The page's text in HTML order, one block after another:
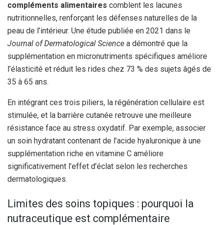
compléments alimentaires comblent les lacunes
nutritionnelles, renforçant les défenses naturelles de la
peau de l’intérieur. Une étude publiée en 2021 dans le
Journal of Dermatological Science a démontré que la
supplémentation en micronutriments spécifiques améliore
l’élasticité et réduit les rides chez 73 % des sujets âgés de
35 à 65 ans.
En intégrant ces trois piliers, la régénération cellulaire est
stimulée, et la barrière cutanée retrouve une meilleure
résistance face au stress oxydatif. Par exemple, associer
un soin hydratant contenant de l’acide hyaluronique à une
supplémentation riche en vitamine C améliore
significativement l’effet d’éclat selon les recherches
dermatologiques.
Limites des soins topiques : pourquoi la
nutraceutique est complémentaire